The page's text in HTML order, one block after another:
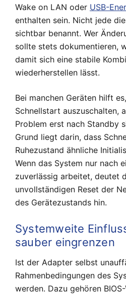
Wake on LAN oder USB-
enthalten sein. Nicht jede
sichtbar benannt. Wer
sollte stets dokumentieren,
damit sich eine stabile
wiederherstellen lässt.
Bei manchen Geräten hilft
Schnellstart auszuschalten,
Problem erst nach Standby
Grund liegt darin, dass
Ruhezustand ähnliche
Wenn das System nur nach
zuverlässig arbeitet, deutet
unvollständigen Reset der
des Gerätezustands hin.
Systemweite
sauber eingrenzen
Ist der Adapter selbst
Rahmenbedingungen des
werden. Dazu gehören